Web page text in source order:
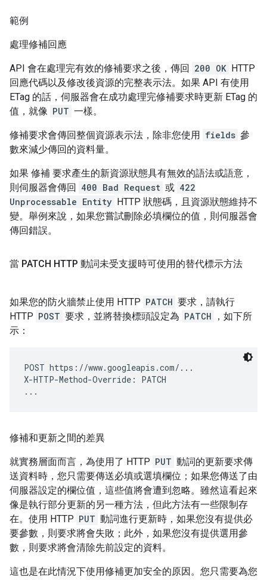
範例
處理修補回應
API 會在處理完有效的修補要求之後，傳回 200 OK HTTP
回應代碼以及修改後資源的完整表示法。如果 API 有使用
ETag 的話，伺服器會在成功處理完修補要求時更新 ETag 的
值，就像 PUT 一樣。
修補要求會傳回整個資源表示法，除非您使用 fields 參
數來減少傳回的資料量。
如果 修補 要求產生的新資源狀態具有無效的語法或語意，
則伺服器會傳回 400 Bad Request 或 422
Unprocessable Entity HTTP 狀態碼，且資源狀態維持不
變。舉例來說，如果您嘗試刪除必填欄位的值，則伺服器會
傳回錯誤。
當 PATCH HTTP 動詞未受支援時可使用的替代標示方法
如果您的防火牆禁止使用 HTTP PATCH 要求，請執行
HTTP POST 要求，並將替換標頭設定為 PATCH
，如下所
示：
POST https://www.googleapis.com/...
X-HTTP-Method-Override: PATCH
修補和更新之間的差異
就實務層面而言，為使用了 HTTP PUT 動詞的更新要求傳
送資料時，您只需要傳送必填或選填欄位；如果您傳送了由
伺服器設定的欄位值，這些值將會遭到忽略。雖然這看起來
像是執行部分更新的另一種方法，但此方法有一些限制存
在。使用 HTTP PUT 動詞進行更新時，如果您沒有提供必
要參數，則要求將會失敗；此外，如果您沒有提供選用參
數，則要求將會清除先前設定的資料。
這也是在此情況下使用修補更加安全的原因。您只需要為您